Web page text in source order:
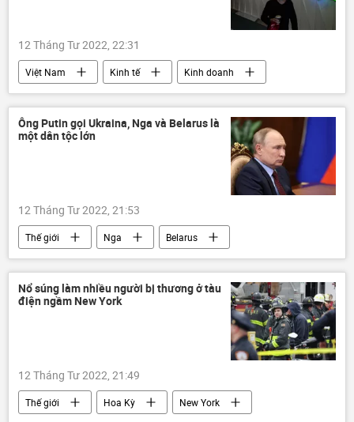
12 Tháng Tư 2022, 22:31
Việt Nam Kinh tế Kinh doanh
Ông Putin gọi Ukraina, Nga và Belarus là
một dân tộc lớn
12 Tháng Tư 2022, 21:53
Thế giới Nga
Belarus
Ukraina
Vladimir Putin
Cuộc khủng hoảng ở Ukraina
Nổ súng làm nhiều người bị thương ở tàu
điện ngầm New York
12 Tháng Tư 2022, 21:49
Thế giới Hoa Kỳ
New York